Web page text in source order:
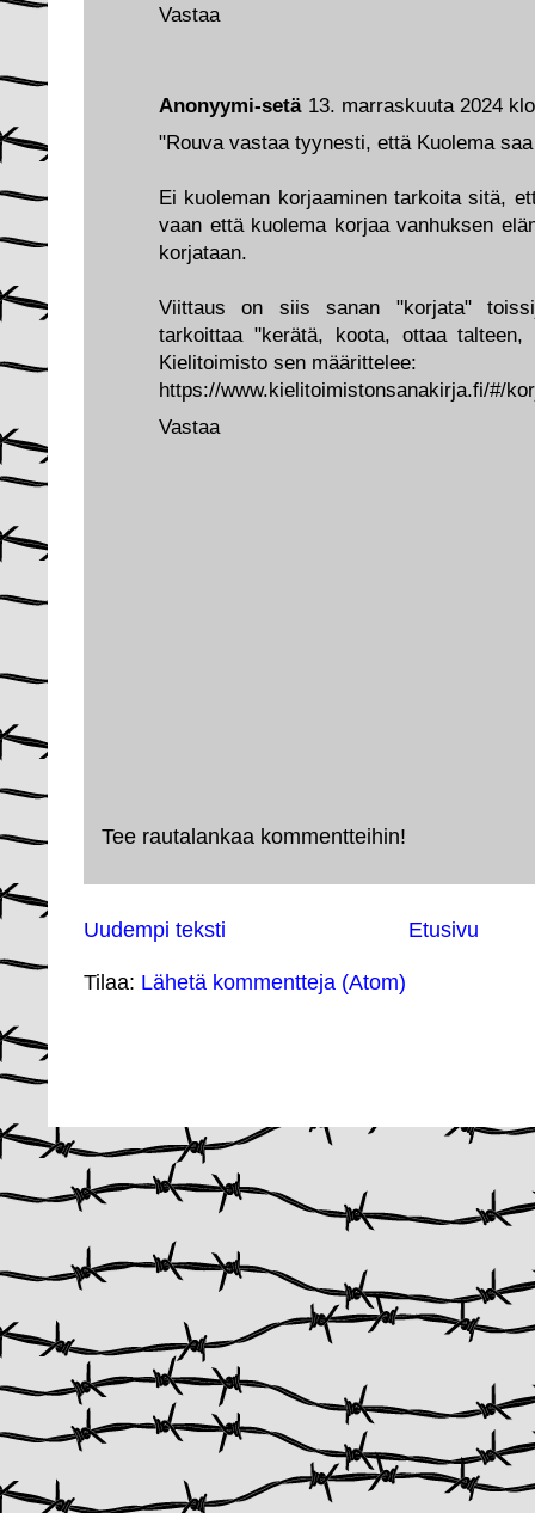
Anonyymi-setä 13. marraskuuta 2024
"Rouva vastaa tyynesti, että Kuolema
Ei kuoleman korjaaminen tarkoita sitä,
vaan että kuolema korjaa vanhuksen
korjataan.
Viittaus on siis sanan "korjata"
tarkoittaa "kerätä, koota, ottaa talteen,
Kielitoimisto sen määrittelee:
https://www.kielitoimistonsanakirja.fi/#/
Vastaa
Vastaa
Tee rautalankaa kommentteihin!
Uudempi teksti Etusivu
Tilaa: Lähetä kommentteja (Atom)